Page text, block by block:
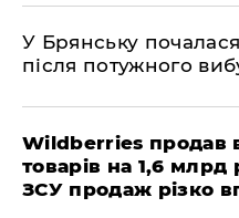
У Брянську
після потужного
Wildberries продав
товарів на 1,6 млрд
ЗСУ продаж різко